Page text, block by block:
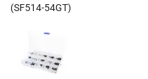
(SF514-54GT)